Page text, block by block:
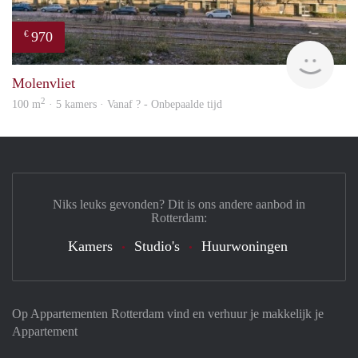
€ 970
Molenvliet
100 m2 · 5 kamers · Vanaf ? - Onbepaalde tijd
Op Appartementen Rotterdam vind en verhuur je makkelijk je
Appartement
Niks leuks gevonden? Dit is ons andere aanbod in
Rotterdam:
Kamers Studio's Huurwoningen